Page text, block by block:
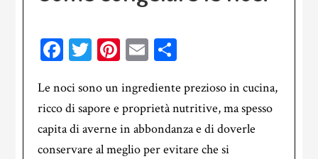
Facebook
Twitter
Pinterest
Email
Le noci sono un ingrediente prezioso in cucina,
ricco di sapore e proprietà nutritive, ma spesso
capita di averne in abbondanza e di doverle
conservare al meglio per evitare che si